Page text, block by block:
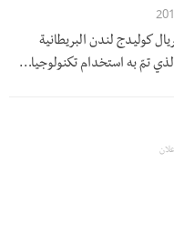
كوليدج لندن البريطانية
تمّ به استخدام تكنولوجيا…